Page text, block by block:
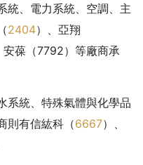
統、電力系統、空調、主
2404）、亞翔
安葆（7792）等廠商承
系統、特殊氣體與化學品
則有信紘科（6667）、